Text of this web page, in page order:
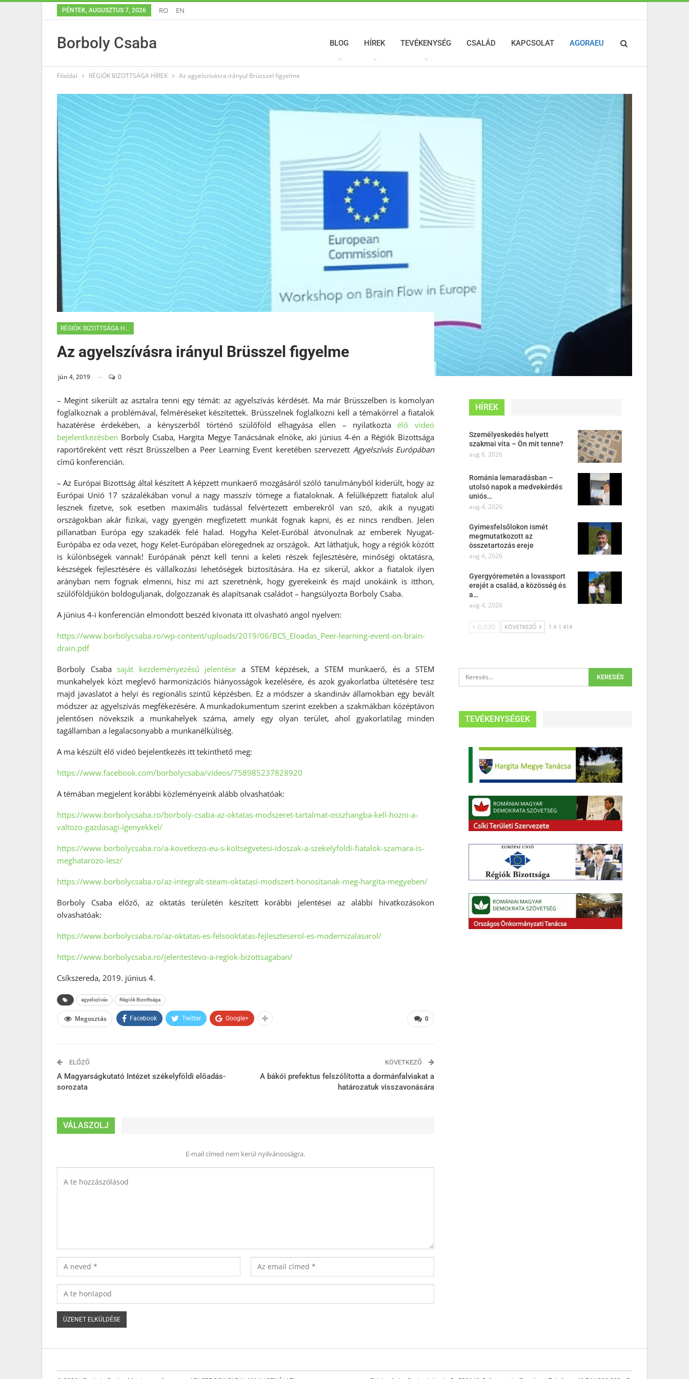
PÉNTEK, AUGUSZTUS 7, 2026 RO EN
Borboly Csaba BLOG HÍREK TEVÉKENYSÉG CSALÁD KAPCSOLAT AGORAEU
Főoldal RÉGIÓK BIZOTTSÁGA HÍREK Az agyelszívásra irányul Brüsszel figyelme
RÉGIÓK BIZOTTSÁGA HÍREK
Az agyelszívásra irányul Brüsszel figyelme
jún 4, 2019 0
– Megint sikerült az asztalra tenni egy témát: az agyelszívás kérdését. Ma már Brüsszelben is komolyan
foglalkoznak a problémával, felméréseket készítettek. Brüsszelnek foglalkozni kell a témakörrel a fiatalok
hazatérése érdekében, a kényszerből történő szülőföld elhagyása ellen – nyilatkoztaélő videó
bejelentkezésben Borboly Csaba, Hargita Megye Tanácsának elnöke, aki június 4-én a Régiók Bizottsága
raportőreként vett részt Brüsszelben a Peer Learning Event keretében szervezett Agyelszívás Európában
című konferencián.
– Az Európai Bizottság által készített A képzett munkaerő mozgásáról szóló tanulmányból kiderült, hogy az
Európai Unió 17 százalékában vonul a nagy masszív tömege a fiataloknak. A felülképzett fiatalok alul
lesznek fizetve, sok esetben maximális tudással felvértezett emberekről van szó, akik a nyugati
országokban akár fizikai, vagy gyengén megfizetett munkát fognak kapni, és ez nincs rendben. Jelen
pillanatban Európa egy szakadék felé halad. Hogyha Kelet-Euróbál átvonulnak az emberek Nyugat-
Európába ez oda vezet, hogy Kelet-Európában elöregednek az országok. Azt láthatjuk, hogy a régiók között
is különbségek vannak! Európának pénzt kell tenni a keleti részek fejlesztésére, minőségi oktatásra,
készségek fejlesztésére és vállalkozási lehetőségek biztosítására. Ha ez sikerül, akkor a fiatalok ilyen
arányban nem fognak elmenni, hisz mi azt szeretnénk, hogy gyerekeink és majd unokáink is itthon,
szülőföldjükön boldoguljanak, dolgozzanak és alapítsanak családot – hangsúlyozta Borboly Csaba.
A június 4-i konferencián elmondott beszéd kivonata itt olvasható angol nyelven:
https://www.borbolycsaba.ro/wp-content/uploads/2019/06/BCS_Eloadas_Peer-learning-event-on-brain-
drain.pdf
Borboly Csabasaját kezdeményezésű jelentése a STEM képzések, a STEM munkaerő, és a STEM
munkahelyek közt meglevő harmonizációs hiányosságok kezelésére, és azok gyakorlatba ültetésére tesz
majd javaslatot a helyi és regionális szintű képzésben. Ez a módszer a skandináv államokban egy bevált
módszer az agyelszívás megfékezésére. A munkadokumentum szerint ezekben a szakmákban középtávon
jelentősen növekszik a munkahelyek száma, amely egy olyan terület, ahol gyakorlatilag minden
tagállamban a legalacsonyabb a munkanélküliség.
A ma készült élő videó bejelentkezés itt tekinthető meg:
https://www.facebook.com/borbolycsaba/videos/758985237828920
A témában megjelent korábbi közleményeink alább olvashatóak:
https://www.borbolycsaba.ro/borboly-csaba-az-oktatas-modszeret-tartalmat-osszhangba-kell-hozni-a-
valtozo-gazdasagi-igenyekkel/
https://www.borbolycsaba.ro/a-kovetkezo-eu-s-koltsegvetesi-idoszak-a-szekelyfoldi-fiatalok-szamara-is-
meghatarozo-lesz/
https://www.borbolycsaba.ro/az-integralt-steam-oktatasi-modszert-honositanak-meg-hargita-megyeben/
Borboly Csaba előző, az oktatás területén készített korábbi jelentései az alábbi hivatkozásokon
olvashatóak:
https://www.borbolycsaba.ro/az-oktatas-es-felsooktatas-fejleszteserol-es-modernizalasarol/
https://www.borbolycsaba.ro/jelentestevo-a-regiok-bizottsagaban/
Csíkszereda, 2019. június 4.
agyelszívás Régiók Bizottsága
0
Megosztás Facebook Twitter Google+
ELŐZŐ
A Magyarságkutató Intézet székelyföldi előadás-
sorozata
KÖVETKEZŐ
A bákói prefektus felszólította a dormánfalviakat a
határozatuk visszavonására
VÁLASZOLJ
E-mail címed nem kerül nyilvánosságra.
HÍREK
Személyeskedés helyett
szakmai vita – Ön mit tenne?
aug 6, 2026
Románia lemaradásban –
utolsó napok a medvekérdés
uniós…
aug 4, 2026
Gyimesfelsőlokon ismét
megmutatkozott az
összetartozás ereje
aug 4, 2026
Gyergyóremetén a lovassport
erejét a család, a közösség és
a…
aug 4, 2026
ELŐZŐ KÖVETKEZŐ 1 A 1 414
TEVÉKENYSÉGEK